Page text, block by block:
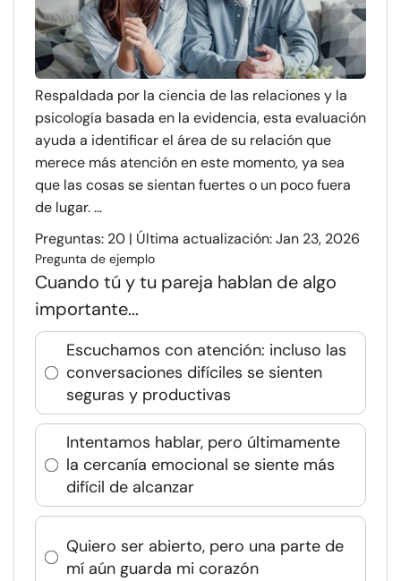
Respaldada por la ciencia de las relaciones y la
psicología basada en la evidencia, esta evaluación
ayuda a identificar el área de su relación que
merece más atención en este momento, ya sea
que las cosas se sientan fuertes o un poco fuera
de lugar. ...
Preguntas: 20 | Última actualización: Jan 23, 2026
Pregunta de ejemplo
Cuando tú y tu pareja hablan de algo
importante...
Escuchamos con atención: incluso las
conversaciones difíciles se sienten
seguras y productivas
Intentamos hablar, pero últimamente
la cercanía emocional se siente más
difícil de alcanzar
Quiero ser abierto, pero una parte de
mí aún guarda mi corazón